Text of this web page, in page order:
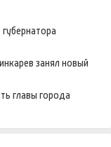
занял новый
главы города